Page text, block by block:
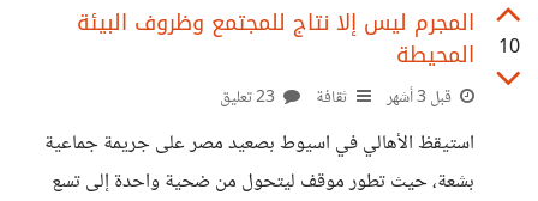
الاضطرار لشراء أطراف أخرى! وقتها قلت أن هذه حالة شاذة تماماً
ولا مجال لأن يصل الغش وانعدام الضمير لهذه الدرجة، ولكن ما
مع أخي للطبيب بعد تدهور صحة أخي الصغير، والطبيب أقسم
أنني السبب بسبب عدم التزامي بدواء أخي، بينما أنا
10
المجرم ليس إلا نتاج للمجتمع وظروف البيئة
المحيطة
قبل 3 أشهر ثقافة
استيقظ الأهالي في اسيوط بصعيد مصر على جريمة جماعية
بشعة، حيث تطور موقف ليتحول من ضحية واحدة إلى تسع